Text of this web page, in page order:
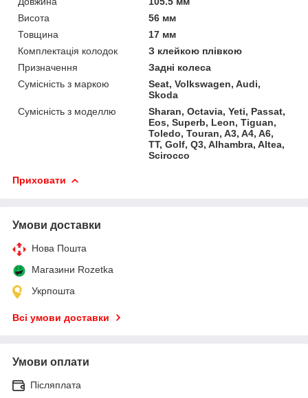
Висота
56 мм
Товщина
17 мм
Комплектація колодок
З клейкою плівкою
Призначення
Задні колеса
Сумісність з маркою
Seat, Volkswagen, Audi,
Skoda
Сумісність з моделлю
Sharan, Octavia, Yeti, Passat,
Eos, Superb, Leon, Tiguan,
Toledo, Touran, A3, A4, A6,
TT, Golf, Q3, Alhambra, Altea,
Scirocco
Приховати
Умови доставки
Нова Пошта
Магазини Rozetka
Укрпошта
Всі умови доставки
Умови оплати
Післяплата